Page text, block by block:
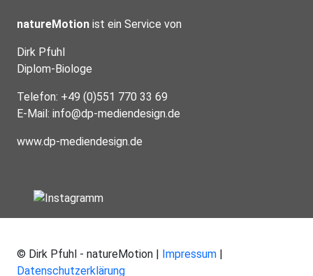
natureMotion ist ein Service von
Dirk Pfuhl
Diplom-Biologe
Telefon: +49 (0)551 770 33 69
E-Mail: info@dp-mediendesign.de
www.dp-mediendesign.de
© Dirk Pfuhl - natureMotion | Impressum |
Datenschutzerklärung